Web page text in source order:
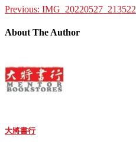
Previous: IMG_20220527_213522
About The Author
大將書行